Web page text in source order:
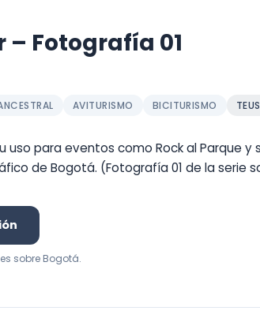
– Fotografía 01
AVITURISMO BICITURISMO
uso para eventos como Rock al Parque y
de Bogotá. (Fotografía 01 de la serie
sobre Bogotá.